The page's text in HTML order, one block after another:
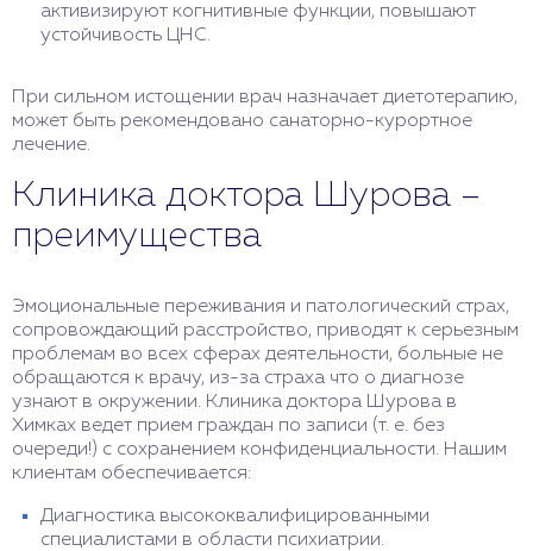
активизируют когнитивные функции, повышают
устойчивость ЦНС.
При сильном истощении врач назначает диетотерапию,
может быть рекомендовано санаторно-курортное
лечение.
Клиника доктора Шурова –
преимущества
Эмоциональные переживания и патологический страх,
сопровождающий расстройство, приводят к серьезным
проблемам во всех сферах деятельности, больные не
обращаются к врачу, из-за страха что о диагнозе
узнают в окружении. Клиника доктора Шурова в
Химках ведет прием граждан по записи (т. е. без
очереди!) с сохранением конфиденциальности. Нашим
клиентам обеспечивается:
Диагностика высококвалифицированными
специалистами в области психиатрии.